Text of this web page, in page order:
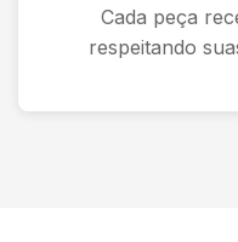
Cada peça
respeitando